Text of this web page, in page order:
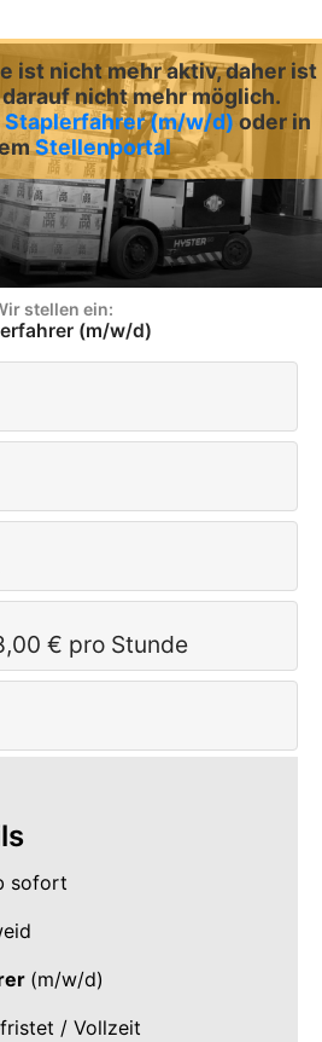
ist nicht mehr aktiv, daher ist
nicht mehr möglich.
Staplerfahrer (m/w/d) oder in
Stellenportal
stellen ein:
(m/w/d)
€ pro Stunde
sofort
(m/w/d)
/ Vollzeit